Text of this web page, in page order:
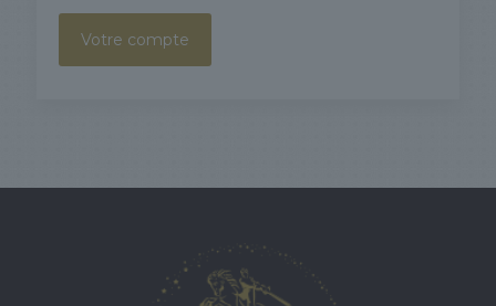
Votre compte